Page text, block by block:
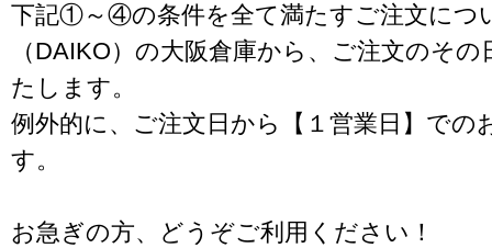
下記①～④の条件を全て満たすご注文につ
（DAIKO）の大阪倉庫から、ご注文のそ
たします。
例外的に、ご注文日から【１営業日】での
す。
お急ぎの方、どうぞご利用ください！